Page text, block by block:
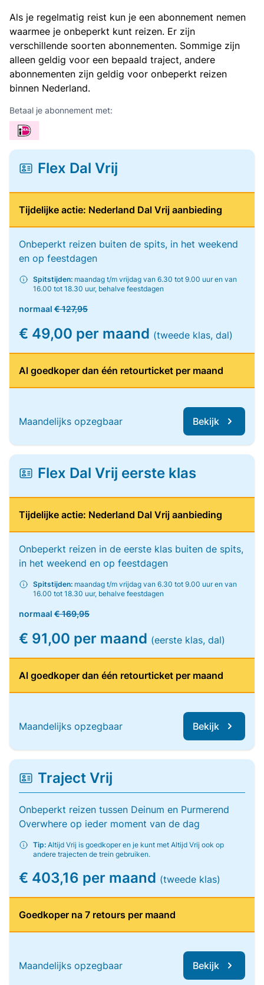
Als je regelmatig reist kun je een abonnement nemen
waarmee je onbeperkt kunt reizen. Er zijn
verschillende soorten abonnementen. Sommige zijn
alleen geldig voor een bepaald traject, andere
abonnementen zijn geldig voor onbeperkt reizen
binnen Nederland.
Betaal je abonnement met:
Flex Dal Vrij
Tijdelijke actie: Nederland Dal Vrij aanbieding
Onbeperkt reizen buiten de spits, in het weekend
en op feestdagen
Spitstijden: maandag t/m vrijdag van 6.30 tot 9.00 uur en van
16.00 tot 18.30 uur, behalve feestdagen
normaal € 127,95
€ 49,00 per maand (tweede klas, dal)
Al goedkoper dan één retourticket per maand
Maandelijks opzegbaar Bekijk
Flex Dal Vrij eerste klas
Tijdelijke actie: Nederland Dal Vrij aanbieding
Onbeperkt reizen in de eerste klas buiten de spits,
in het weekend en op feestdagen
Spitstijden: maandag t/m vrijdag van 6.30 tot 9.00 uur en van
16.00 tot 18.30 uur, behalve feestdagen
normaal € 169,95
€ 91,00 per maand (eerste klas, dal)
Al goedkoper dan één retourticket per maand
Maandelijks opzegbaar Bekijk
Traject Vrij
Onbeperkt reizen tussen Deinum en Purmerend
Overwhere op ieder moment van de dag
Tip: Altijd Vrij is goedkoper en je kunt met Altijd Vrij ook op
andere trajecten de trein gebruiken.
€ 403,16 per maand (tweede klas)
Goedkoper na 7 retours per maand
Maandelijks opzegbaar Bekijk